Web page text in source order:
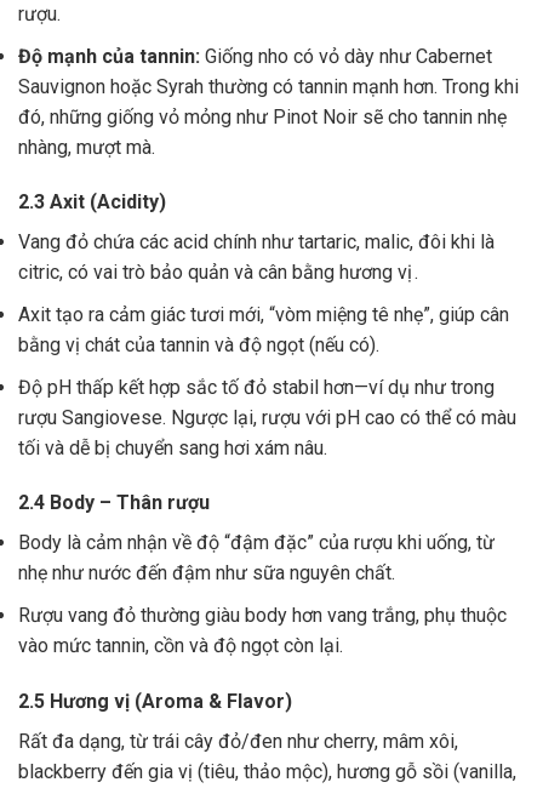
rượu.
Độ mạnh của tannin: Giống nho có vỏ dày như Cabernet
Sauvignon hoặc Syrah thường có tannin mạnh hơn. Trong khi
đó, những giống vỏ mỏng như Pinot Noir sẽ cho tannin nhẹ
nhàng, mượt mà.
2.3 Axit (Acidity)
Vang đỏ chứa các acid chính như tartaric, malic, đôi khi là
citric, có vai trò bảo quản và cân bằng hương vị .
Axit tạo ra cảm giác tươi mới, “vòm miệng tê nhẹ”, giúp cân
bằng vị chát của tannin và độ ngọt (nếu có).
Độ pH thấp kết hợp sắc tố đỏ stabil hơn—ví dụ như trong
rượu Sangiovese. Ngược lại, rượu với pH cao có thể có màu
tối và dễ bị chuyển sang hơi xám nâu.
2.4 Body – Thân rượu
Body là cảm nhận về độ “đậm đặc” của rượu khi uống, từ
nhẹ như nước đến đậm như sữa nguyên chất.
Rượu vang đỏ thường giàu body hơn vang trắng, phụ thuộc
vào mức tannin, cồn và độ ngọt còn lại.
2.5 Hương vị (Aroma & Flavor)
Rất đa dạng, từ trái cây đỏ/đen như cherry, mâm xôi,
blackberry đến gia vị (tiêu, thảo mộc), hương gỗ sồi (vanilla,